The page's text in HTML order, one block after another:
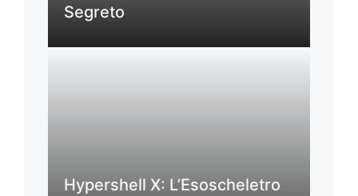
Segreto
Hypershell X: L’Esoscheletro